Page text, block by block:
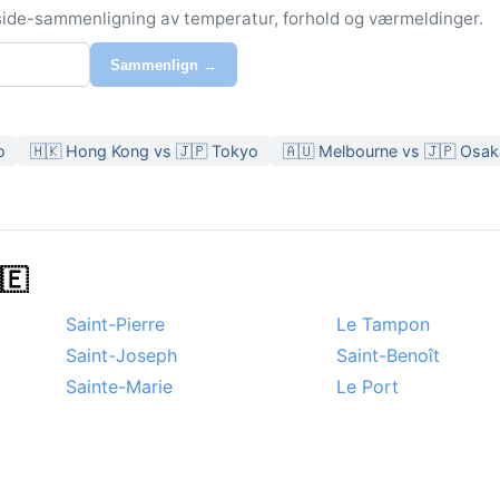
sammenligning av temperatur, forhold og værmeldinger.
Sammenlign →
🇭🇰 Hong Kong vs 🇯🇵 Tokyo
🇦🇺 Melbourne vs 🇯🇵
Saint-Pierre
Le Tampon
Saint-Joseph
Saint-Benoît
Sainte-Marie
Le Port